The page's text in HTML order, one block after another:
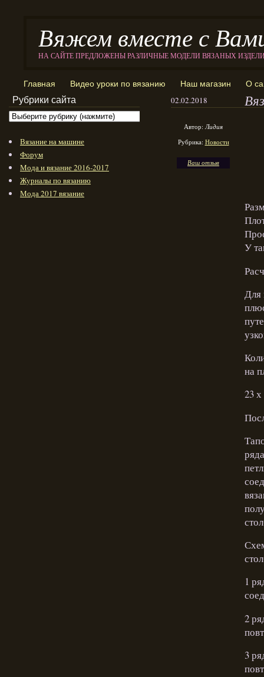
Вяжем вместе с
НА САЙТЕ ПРЕДЛОЖЕНЫ РАЗЛИЧНЫЕ МОДЕЛИ ВЯЗАНЫХ
Главная Видео уроки по вязанию Наш магазин О
02.02.2018
Автор:Лидия
Рубрика: Новости
Ваш отзыв
У
Для
на
23
1
2
3
Рубрики сайта
Вязание на машине
Форум
Мода и вязание 2016-2017
Журналы по вязанию
Мода 2017 вязание